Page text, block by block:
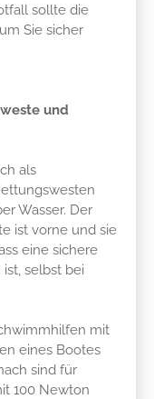
sollte die
Sie sicher
und
als
Wasser. Der
ist vorne und sie
eine sichere
selbst bei
mit
eines Bootes
sind für
100 Newton